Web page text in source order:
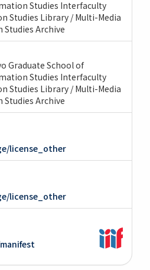
Studies Interfaculty
Studies Library / Multi-Media
Archive
Graduate School of
Studies Interfaculty
Studies Library / Multi-Media
Archive
license_other
license_other